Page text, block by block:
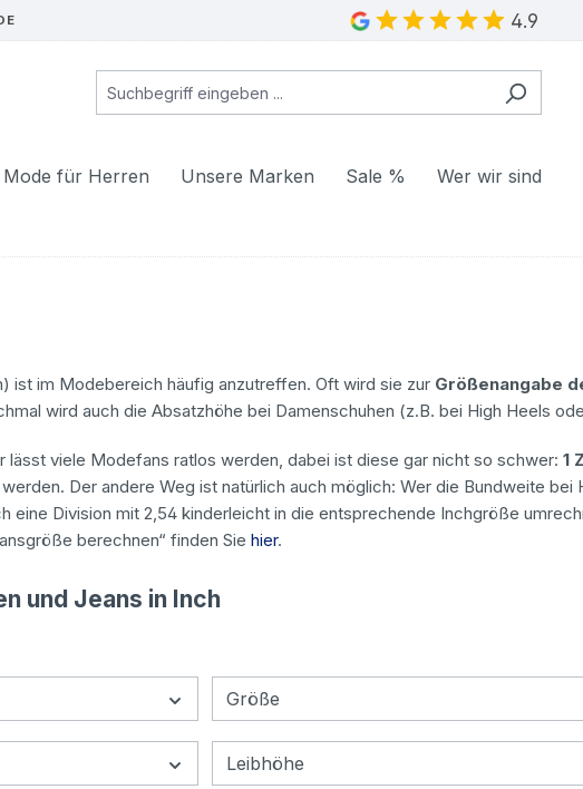
4.9
Mode für Herren Unsere Marken Sale % Wer wir sind
ist im Modebereich häufig anzutreffen. Oft wird sie zur Größenangabe
wird auch die Absatzhöhe bei Damenschuhen (z.B. bei High Heels
lässt viele Modefans ratlos werden, dabei ist diese gar nicht so schwer: 1
Der andere Weg ist natürlich auch möglich: Wer die Bundweite
eine Division mit 2,54 kinderleicht in die entsprechende Inchgröße
berechnen“ finden Sie hier.
und Jeans in Inch
Größe
Leibhöhe